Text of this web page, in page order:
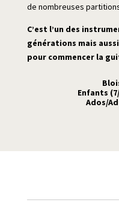
de nombreuses
C’est l’un des
générations mais aussi
pour commencer la
Enfants
Ados/